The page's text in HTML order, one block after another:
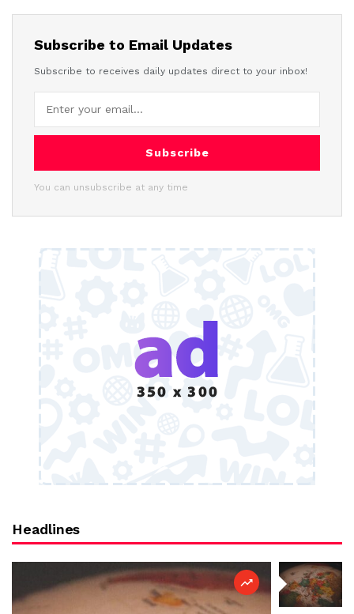
Subscribe to Email Updates
Subscribe to receives daily updates direct to your inbox!
Subscribe
You can unsubscribe at any time
Headlines